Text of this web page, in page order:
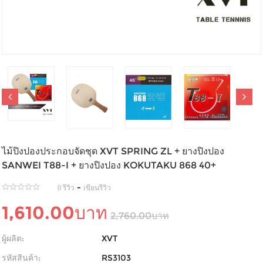
ไม้ปิงปองประกอบจัดชุด XVT SPRING ZL + ยางปิงปอง
SANWEI T88-I + ยางปิงปอง KOKUTAKU 868 40+
0 รีวิว - เขียนรีวิว
1,610.00บาท 2,760.00บาท
ผู้ผลิต:
XVT
รหัสสินค้า:
RS3103